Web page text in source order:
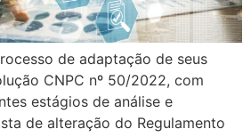
de adaptação de seus
CNPC nº 50/2022, com
estágios de análise e
de alteração do Regulamento